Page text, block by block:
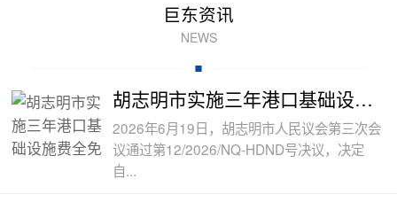
巨东资讯
NEWS
胡志明市实施三年港口基础设施费全免政
2026年6月19日，胡志明市人民议会第三次会
议通过第12/2026/NQ-HDND号决议，决定
自...